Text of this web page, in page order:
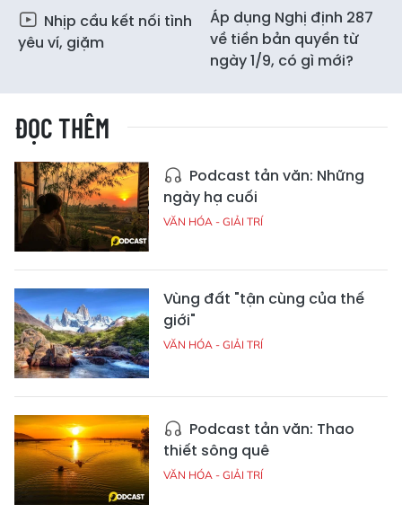
Nhịp cầu kết nối tình
yêu ví, giặm
Áp dụng Nghị định 287
về tiền bản quyền từ
ngày 1/9, có gì mới?
ĐỌC THÊM
Podcast tản văn: Những
ngày hạ cuối
VĂN HÓA - GIẢI TRÍ
Vùng đất "tận cùng của thế
giới"
VĂN HÓA - GIẢI TRÍ
Podcast tản văn: Thao
thiết sông quê
VĂN HÓA - GIẢI TRÍ